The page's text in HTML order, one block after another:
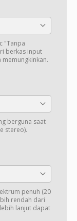
"Tanpa
berkas input
berguna saat
stereo).
penuh (20
rendah dari
lanjut dapat